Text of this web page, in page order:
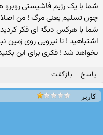
شما با یک رژیم فاشیستی
چون تسلیم یعنی مرگ ! من
شما یا هرکس دیگه ای فکر
اشتباهید ! تا نیرویی روی
نخواهد شد ! فکری برای این
پاسخ بازگفت
کاربر